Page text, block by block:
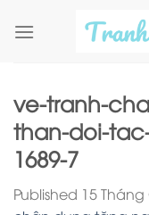
ve-tranh-
than-doi-
1689-7
Published 15